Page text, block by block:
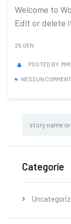
Welcome to
Edit or delete
25 GEN
POSTED BY:
NESSUN
Categorie